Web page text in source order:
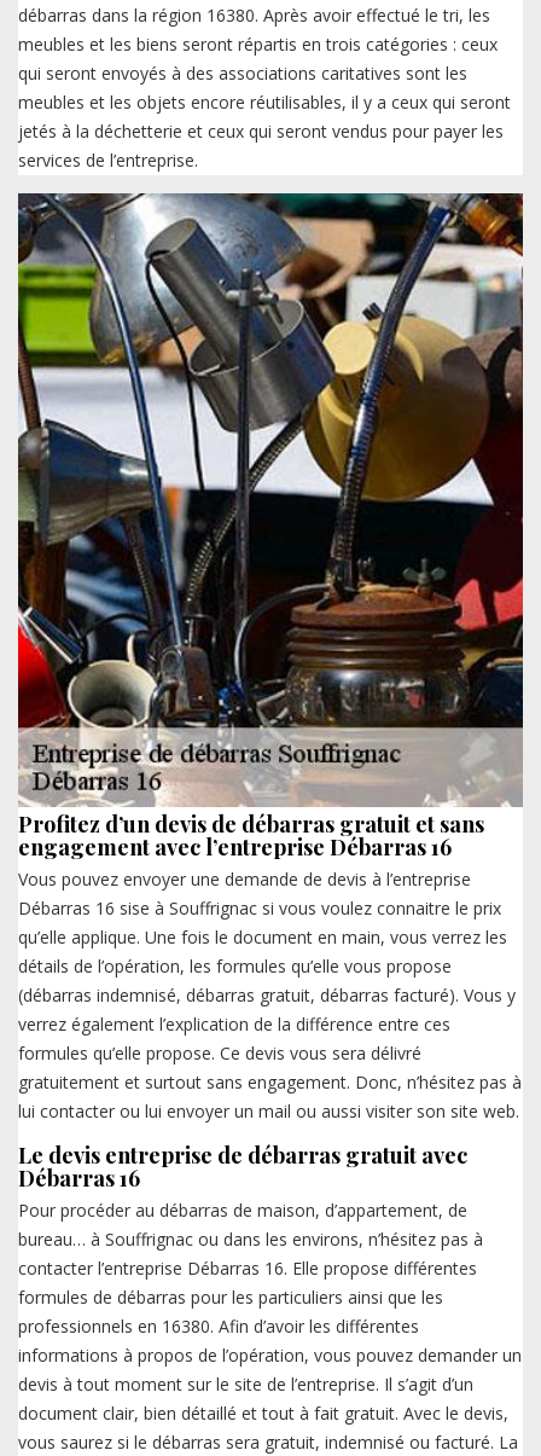
débarras dans la région 16380. Après avoir effectué le tri, les
meubles et les biens seront répartis en trois catégories : ceux
qui seront envoyés à des associations caritatives sont les
meubles et les objets encore réutilisables, il y a ceux qui seront
jetés à la déchetterie et ceux qui seront vendus pour payer les
services de l’entreprise.
Profitez d’un devis de débarras gratuit et sans
engagement avec l’entreprise Débarras 16
Vous pouvez envoyer une demande de devis à l’entreprise
Débarras 16 sise à Souffrignac si vous voulez connaitre le prix
qu’elle applique. Une fois le document en main, vous verrez les
détails de l’opération, les formules qu’elle vous propose
(débarras indemnisé, débarras gratuit, débarras facturé). Vous y
verrez également l’explication de la différence entre ces
formules qu’elle propose. Ce devis vous sera délivré
gratuitement et surtout sans engagement. Donc, n’hésitez pas à
lui contacter ou lui envoyer un mail ou aussi visiter son site web.
Le devis entreprise de débarras gratuit avec
Débarras 16
Pour procéder au débarras de maison, d’appartement, de
bureau… à Souffrignac ou dans les environs, n’hésitez pas à
contacter l’entreprise Débarras 16. Elle propose différentes
formules de débarras pour les particuliers ainsi que les
professionnels en 16380. Afin d’avoir les différentes
informations à propos de l’opération, vous pouvez demander un
devis à tout moment sur le site de l’entreprise. Il s’agit d’un
document clair, bien détaillé et tout à fait gratuit. Avec le devis,
vous saurez si le débarras sera gratuit, indemnisé ou facturé. La